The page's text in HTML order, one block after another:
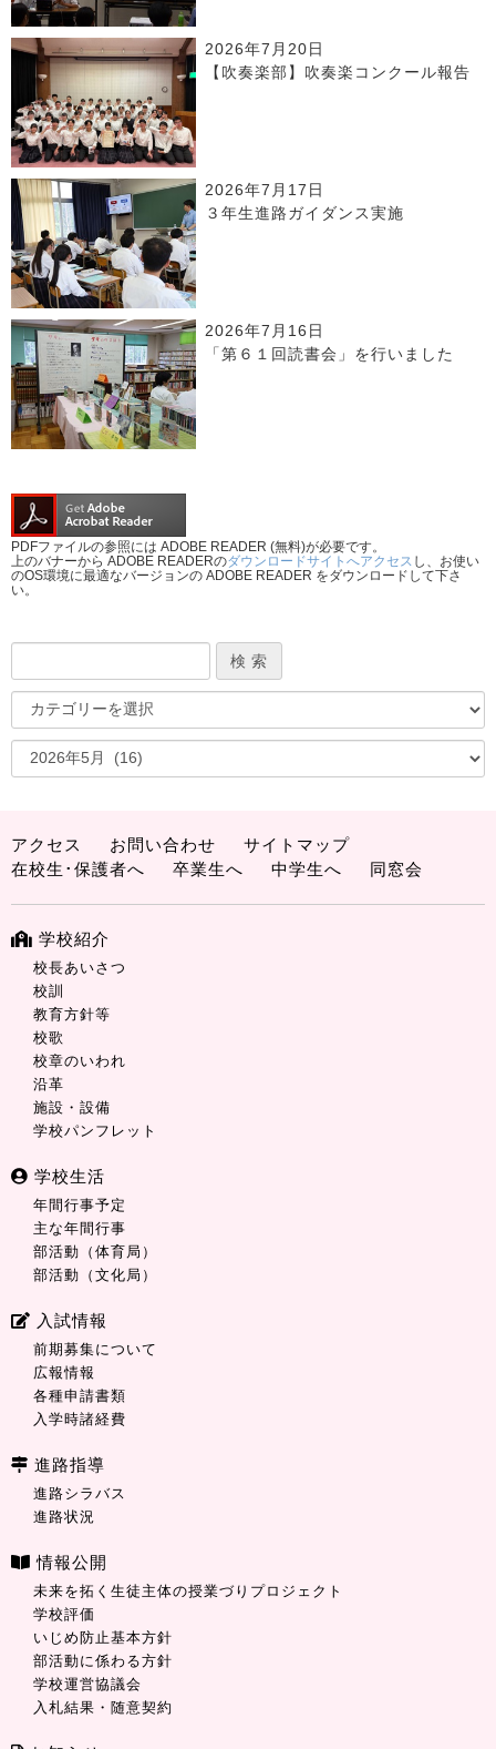
2026年7月20日
【吹奏楽部】吹奏楽コンクール報告
2026年7月17日
３年生進路ガイダンス実施
2026年7月16日
「第６１回読書会」を行いました
PDFファイルの参照には ADOBE READER (無料)が必要です。
上のバナーから ADOBE READERのダウンロードサイトへアクセス し、お使い
のOS環境に最適なバージョンの ADOBE READER をダウンロードして下さ
い。
アクセス お問い合わせ
サイトマップ
在校生･保護者へ
卒業生へ 中学生へ 同窓会
学校紹介
校長あいさつ
校訓
教育方針等
校歌
校章のいわれ
沿革
施設・設備
学校パンフレット
学校生活
年間行事予定
主な年間行事
部活動（体育局）
部活動（文化局）
入試情報
前期募集について
広報情報
各種申請書類
入学時諸経費
進路指導
進路シラバス
進路状況
情報公開
未来を拓く生徒主体の授業づりプロジェクト
学校評価
いじめ防止基本方針
部活動に係わる方針
学校運営協議会
入札結果・随意契約